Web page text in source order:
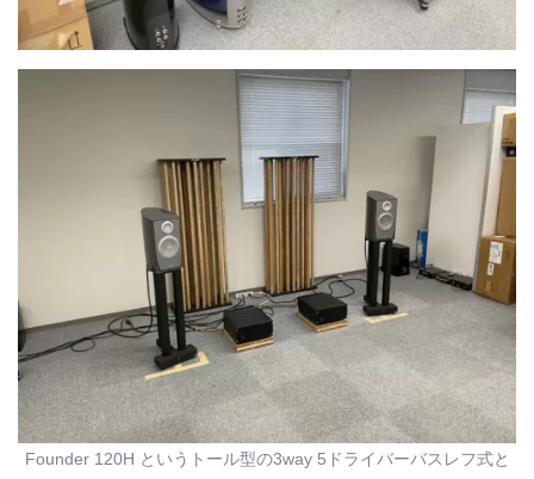
Founder 120H というトール型の3way 5ドライバーバスレフ式と